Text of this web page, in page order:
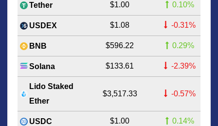
Tether $1.00 0.10%
USDEX $1.08 -0.31%
BNB $596.22 0.29%
Solana $133.61 -2.39%
Lido Staked
Ether
$3,517.33 -0.57%
USDC $1.00 0.14%